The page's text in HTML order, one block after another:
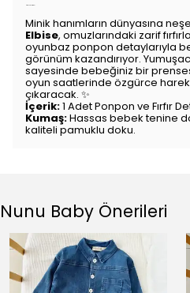
Minik hanımların dünyasına
Elbise, omuzlarındaki zarif
oyunbaz ponpon detaylarıyla
görünüm kazandırıyor.
sayesinde bebeğiniz bir
oyun saatlerinde özgürce
çıkaracak. ✨
İçerik:1 Adet Ponpon ve Fırfır
Kumaş:Hassas bebek tenine
kaliteli pamuklu doku.
Nunu Baby Önerileri